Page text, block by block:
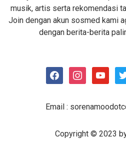
musik, artis serta rekomendasi
Join dengan akun sosmed kami
dengan berita-berita
facebookinstagramyoutube
Email :
Copyright © 2023